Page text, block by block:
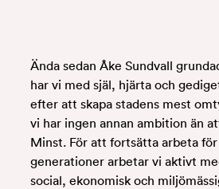
Ända sedan Åke Sundvall
har vi med själ, hjärta och
efter att skapa stadens mest
vi har ingen annan ambition än
Minst. För att fortsätta arbeta
generationer arbetar vi aktivt
social, ekonomisk och